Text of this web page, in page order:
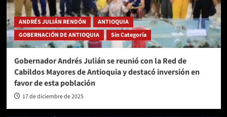
ANDRÉS JULIÁN RENDÓN
ANTIOQUIA
GOBERNACIÓN DE ANTIOQUIA
Sin Categoría
Gobernador Andrés Julián se reunió con la Red de
Cabildos Mayores de Antioquia y destacó inversión en
favor de esta población
17 de diciembre de 2025